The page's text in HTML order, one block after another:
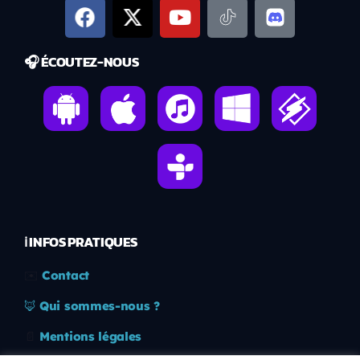
🎧 ÉCOUTEZ-NOUS
ℹ️ INFOS PRATIQUES
Contact
🦊 Qui sommes-nous ?
Mentions légales